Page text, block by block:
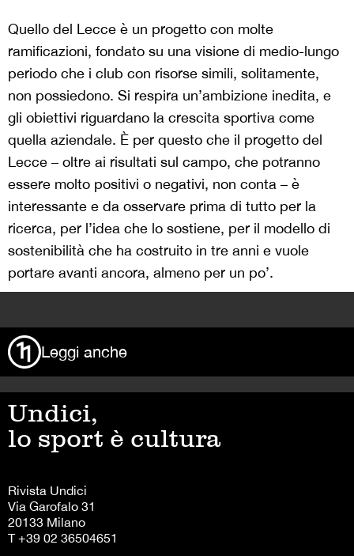
Quello del Lecce è un progetto con molte
ramificazioni, fondato su una visione di medio-lungo
periodo che i club con risorse simili, solitamente,
non possiedono. Si respira un’ambizione inedita, e
gli obiettivi riguardano la crescita sportiva come
quella aziendale. È per questo che il progetto del
Lecce – oltre ai risultati sul campo, che potranno
essere molto positivi o negativi, non conta – è
interessante e da osservare prima di tutto per la
ricerca, per l’idea che lo sostiene, per il modello di
sostenibilità che ha costruito in tre anni e vuole
portare avanti ancora, almeno per un po’.
Leggi anche
Undici,
lo sport è cultura
Rivista Undici
Via Garofalo 31
20133 Milano
T +39 02 36504651